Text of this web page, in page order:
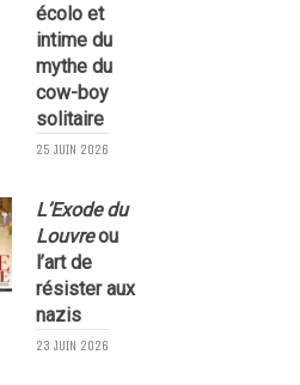
écolo et
intime du
mythe du
cow-boy
solitaire
25 JUIN 2026
L’Exode du
Louvreou
l’art de
résister aux
nazis
23 JUIN 2026